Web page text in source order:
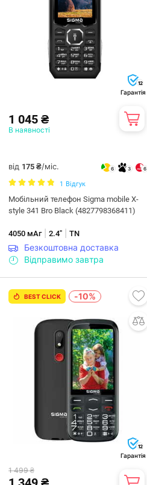
12
Гарантія
1 045 ₴
В наявності
від 175 ₴/міс. 6 3 6
1 Відгук
Мобiльний телефон Sigma mobile X-
style 341 Bro Black (4827798368411)
4050 мАг| 2.4" TN
Безкоштовна доставка
Відправимо завтра
BEST CLICK -10%
12
Гарантія
1 499 ₴